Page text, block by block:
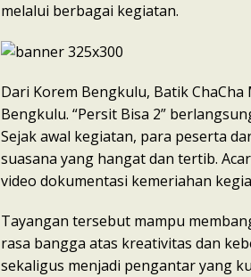
melalui berbagai kegiatan.
Dari Korem Bengkulu, Batik
Bengkulu. “Persit Bisa 2”
Sejak awal kegiatan, para peserta
suasana yang hangat dan tertib.
video dokumentasi kemeriahan
Tayangan tersebut mampu
rasa bangga atas kreativitas dan
sekaligus menjadi pengantar yang